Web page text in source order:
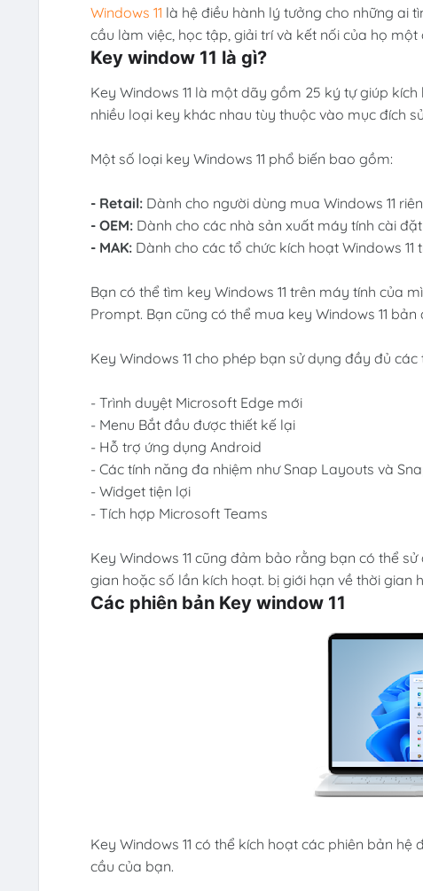
Windows 11 là hệ điều hành lý tưởng cho những ai
cầu làm việc, học tập, giải trí và kết nối của họ một
Key window 11 là gì?
Key Windows 11 là một dãy gồm 25 ký tự giúp
nhiều loại key khác nhau tùy thuộc vào mục đích
Một số loại key Windows 11 phổ biến bao gồm:
- Retail:Dành cho người dùng mua Windows 11
- OEM:Dành cho các nhà sản xuất máy tính cài đặt
- MAK:Dành cho các tổ chức kích hoạt Windows 11
Bạn có thể tìm key Windows 11 trên máy tính của
Prompt. Bạn cũng có thể mua key Windows 11
Key Windows 11 cho phép bạn sử dụng đầy đủ
- Trình duyệt Microsoft Edge mới
- Menu Bắt đầu được thiết kế lại
- Hỗ trợ ứng dụng Android
- Các tính năng đa nhiệm như Snap Layouts và
- Widget tiện lợi
- Tích hợp Microsoft Teams
Key Windows 11 cũng đảm bảo rằng bạn có thể
gian hoặc số lần kích hoạt. bị giới hạn về thời gian
Các phiên bản Key window 11
Key Windows 11 có thể kích hoạt các phiên bản
cầu của bạn.